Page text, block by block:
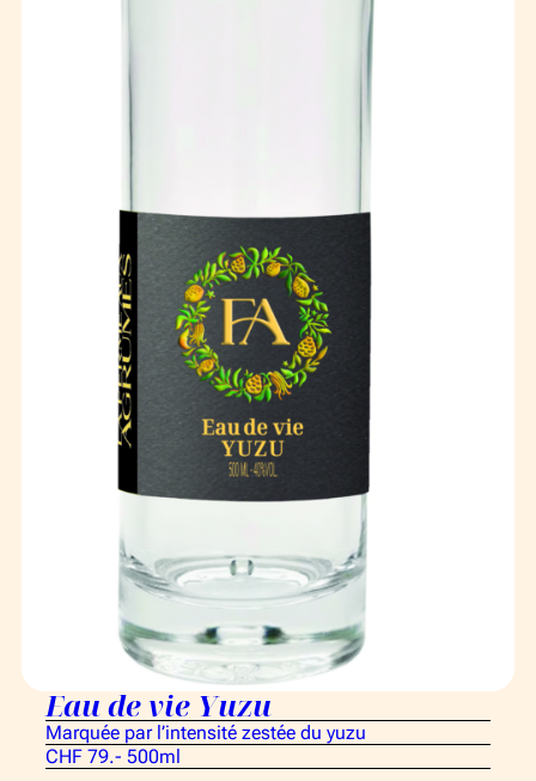
Eau de vie Yuzu
Marquée par l’intensité zestée du yuzu
CHF 79.- 500ml